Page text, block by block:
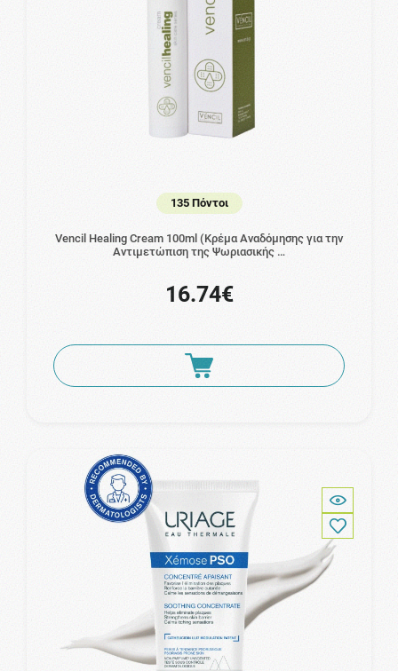
135 Πόντοι
Vencil Healing Cream 100ml (Κρέμα Αναδόμησης για την
Αντιμετώπιση της Ψωριασικής …
16.74€